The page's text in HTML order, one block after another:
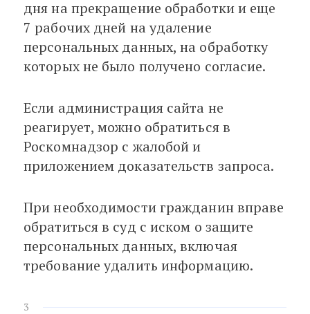
дня на прекращение обработки и еще
7 рабочих дней на удаление
персональных данных, на обработку
которых не было получено согласие.
Если администрация сайта не
реагирует, можно обратиться в
Роскомнадзор с жалобой и
приложением доказательств запроса.
При необходимости гражданин вправе
обратиться в суд с иском о защите
персональных данных, включая
требование удалить информацию.
3